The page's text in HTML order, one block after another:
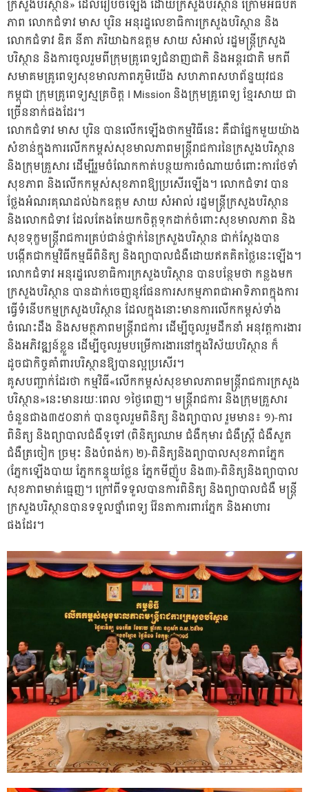
ក្រសួងបរិស្ថាន» ដែលរៀបចំឡើង ដោយក្រសួងបរិស្ថាន ក្រោមអធិបតី
ភាព លោកជំទាវ មាស បូរិន អនុរដ្ឋលេខាធិការក្រសួងបរិស្ថាន និង
លោកជំទាវ ឌិត នីតា ភរិយាឯកឧត្តម សាយ សំអាល់ រដ្ឋមន្រ្តីក្រសួង
បរិស្ថាន និងការចូលរួមពីក្រុមគ្រូពេទ្យជំនាញជាតិ និងអន្តរជាតិ មកពី
សមាគមគ្រូពេទ្យសុខមាលភាពភូមិយើង សហភាពសហព័ន្ឋយុវជន
កម្ពុជា ក្រុមគ្រូពេទ្យស្មគ្រចិត្ត I Mission និងក្រុមគ្រូពេទ្យ ខ្មែរសាយ ជា
ច្រើននាក់ផងដែរ។
លោកជំទាវ មាស បូរិន បានលើកឡើងថាកម្មវិធីនេះ គឺជាផ្នែកមួយយ៉ាង
សំខាន់ក្នុងការលើកកម្ពស់សុខមាលភាពមន្រ្តីរាជការនៃក្រសួងបរិស្ថាន
និងក្រុមគ្រួសារ ដើម្បីរួមចំណែកកាត់បន្ថយការចំណាយចំពោះការថែទាំ
សុខភាព និងលើកកម្ពស់សុខភាពឱ្យប្រសើរឡើង។ លោកជំទាវ បាន
ថ្លែងអំណរគុណដល់ឯកឧត្តម សាយ សំអាល់ រដ្ឋមន្រ្តីក្រសួងបរិស្ថាន
និងលោកជំទាវ ដែលតែងតែយកចិត្តទុកដាក់ចំពោះសុខមាលភាព និង
សុខទុក្ខមន្រ្តីរាជការគ្រប់ជាន់ថ្នាក់នៃក្រសួងបរិស្ថាន ជាក់ស្តែងបាន
បង្កើតជាកម្មវិធីកម្មធីពិនិត្យ និងព្យាបាលជំងឺដោយឥតគិតថ្លៃនេះឡើង។
លោកជំទាវ អនុរដ្ឋលេខាធិការក្រសួងបរិស្ថាន បានបន្ថែមថា កន្លងមក
ក្រសួងបរិស្ថាន បានដាក់ចេញនូវផែនការសកម្មភាពជាអាទិភាពក្នុងការ
ធ្វើទំនើបកម្មក្រសួងបរិស្ថាន ដែលក្នុងនោះមានការលើកកម្ពស់ទាំង
ចំណេះដឹង និងសមត្ថភាពមន្រ្តីរាជការ ដើម្បីចូលរួមដឹកនាំ អនុវត្តការងារ
និងអភិវឌ្ឍន៍ខ្លួន ដើម្បីចូលរួមបម្រើការងារនៅក្នុងវិស័យបរិស្ថាន ក៏
ដូចជាកិច្ចគាំពារបរិស្ថានឱ្យបានល្អប្រសើរ។
គូសបញ្ជាក់ដែរថា កម្មវិធី«លើកកម្ពស់សុខមាលភាពមន្រ្តីរាជការក្រសួង
បរិស្ថាន»នេះមានរយៈពេល ១ថ្ងៃពេញ។ មន្រ្តីរាជការ និងក្រុមគ្រួសារ
ចំនួនជាង៣៥០នាក់ បានចូលរួមពិនិត្យ និងព្យាបាល រួមមាន៖ ១)-ការ
ពិនិត្យ និងព្យាបាលជំងឺទូទៅ (ពិនិត្យឈាម ជំងឺកុមារ ជំងឺស្រ្តី ជំងឺសួត
ជំងឺត្រចៀក ច្រមុះ និងបំពង់ក) ២)-ពិនិត្យនិងព្យាបាលសុខភាពភ្នែក
(ភ្នែកឡើងបាយ ភ្នែកកន្ទុយថ្លែន ភ្នែកមីញ៉ូប និង៣)-ពិនិត្យនិងព្យាបាល
សុខភាពមាត់ធ្មេញ។ ក្រៅពីទទួលបានការពិនិត្យ និងព្យាបាលជំងឺ មន្រ្តី
ក្រសួងបរិស្ថានបានទទួលថ្នាំពេទ្យ វ៉ែនតាការពារភ្នែក និងអាហារ
ផងដែរ។